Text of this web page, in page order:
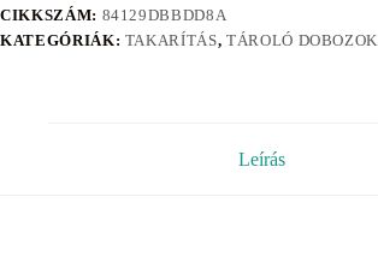
CIKKSZÁM: 84129DBBDD8A
KATEGÓRIÁK: TAKARÍTÁS, TÁROLÓ DOBOZOK
Leírás